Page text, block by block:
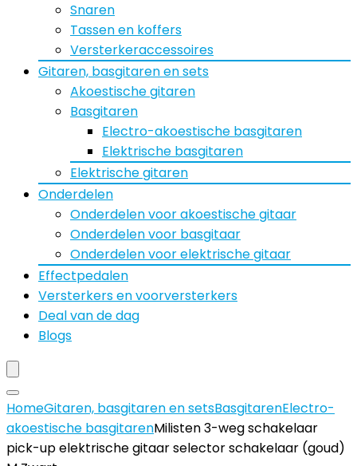
Snaren
Tassen en koffers
Versterkeraccessoires
Gitaren, basgitaren en sets
Akoestische gitaren
Basgitaren
Electro-akoestische basgitaren
Elektrische basgitaren
Elektrische gitaren
Onderdelen
Onderdelen voor akoestische gitaar
Onderdelen voor basgitaar
Onderdelen voor elektrische gitaar
Effectpedalen
Versterkers en voorversterkers
Deal van de dag
Blogs
HomeGitaren, basgitaren en setsBasgitarenElectro-
akoestische basgitarenMilisten 3-weg schakelaar
pick-up elektrische gitaar selector schakelaar (goud)